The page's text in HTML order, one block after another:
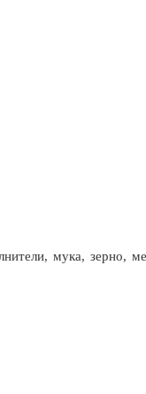
мука, зерно,